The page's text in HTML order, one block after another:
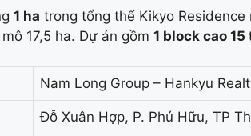
1 ha trong tổng thể Kikyo
17,5 ha. Dự án gồm 1 block cao
Nam Long Group – Hankyu
Đỗ Xuân Hợp, P. Phú Hữu, TP